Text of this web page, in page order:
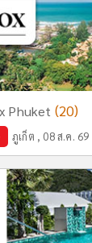
Phuket (20)
ภูเก็ต , 08 ส.ค. 69